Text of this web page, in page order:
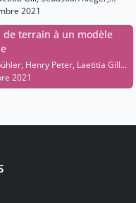
James De France, Vincent
2021
de terrain à un modèle
Henry Peter, Laetitia Gill,
Dresse Anne-Caroline
Benagiano
2021